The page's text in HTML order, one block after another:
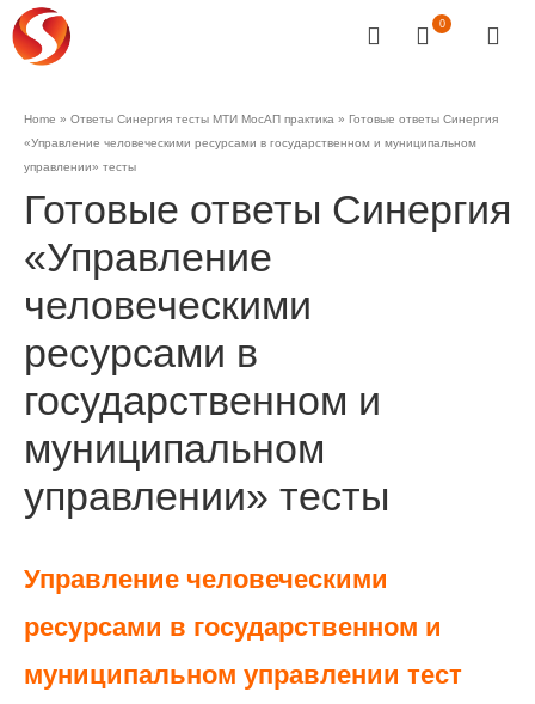
0
Home » Ответы Синергия тесты МТИ МосАП практика » Готовые ответы Синергия
«Управление человеческими ресурсами в государственном и муниципальном
управлении» тесты
Готовые ответы Синергия
«Управление
человеческими
ресурсами в
государственном и
муниципальном
управлении» тесты
Управление человеческими
ресурсами в государственном и
муниципальном управлении тест